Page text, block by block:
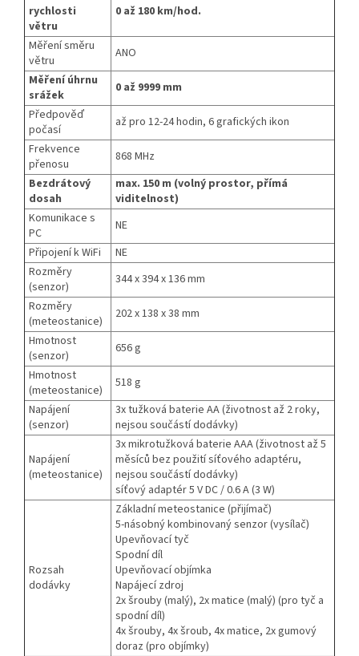
rychlosti
větru
0 až 180 km/hod.
Měření směru
větru
ANO
Měření úhrnu
srážek
0 až 9999 mm
Předpověď
počasí
až pro 12-24 hodin, 6 grafických ikon
Frekvence
přenosu
868 MHz
Bezdrátový
dosah
max. 150 m (volný prostor, přímá
viditelnost)
Komunikace s
PC
NE
Připojení k WiFi
NE
Rozměry
(senzor)
344 x 394 x 136 mm
Rozměry
(meteostanice)
202 x 138 x 38 mm
Hmotnost
(senzor)
656 g
Hmotnost
(meteostanice)
518 g
Napájení
(senzor)
3x tužková baterie AA (životnost až 2 roky,
nejsou součástí dodávky)
Napájení
(meteostanice)
3x mikrotužková baterie AAA (životnost až 5
měsíců bez použití síťového adaptéru,
nejsou součástí dodávky)
síťový adaptér 5 V DC / 0.6 A (3 W)
Rozsah
dodávky
Základní meteostanice (přijímač)
5-násobný kombinovaný senzor (vysílač)
Upevňovací tyč
Spodní díl
Upevňovací objímka
Napájecí zdroj
2x šrouby (malý), 2x matice (malý) (pro tyč a
spodní díl)
4x šrouby, 4x šroub, 4x matice, 2x gumový
doraz (pro objímky)